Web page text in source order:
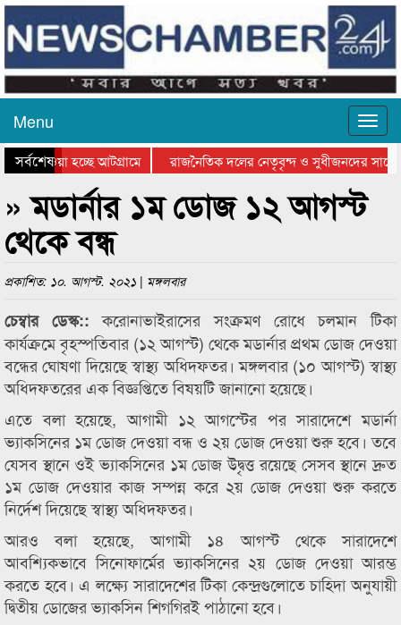
Menu
সর্বশেষ
যাওয়া হচ্ছে আটগ্রামে
রাজনৈতিক দলের নেতৃবৃন্দ ও সুধীজনদের সাথে
পুরস্কার বিতরণ সম্পন্ন
সিলেটে বাংলাদেশ গ্রুপ থিয়েটার
» মডার্নার ১ম ডোজ ১২ আগস্ট
থেকে বন্ধ
প্রকাশিত: ১০. আগস্ট. ২০২১ | মঙ্গলবার
চেম্বার ডেস্ক::করোনাভাইরাসের সংক্রমণ রোধে চলমান টিকা
কার্যক্রমে বৃহস্পতিবার (১২ আগস্ট) থেকে মডার্নার প্রথম ডোজ দেওয়া
বন্ধের ঘোষণা দিয়েছে স্বাস্থ্য অধিদফতর। মঙ্গলবার (১০ আগস্ট) স্বাস্থ্য
অধিদফতরের এক বিজ্ঞপ্তিতে বিষয়টি জানানো হয়েছে।
এতে বলা হয়েছে, আগামী ১২ আগস্টের পর সারাদেশে মডার্না
ভ্যাকসিনের ১ম ডোজ দেওয়া বন্ধ ও ২য় ডোজ দেওয়া শুরু হবে। তবে
যেসব স্থানে ওই ভ্যাকসিনের ১ম ডোজ উদ্বৃত্ত রয়েছে সেসব স্থানে দ্রুত
১ম ডোজ দেওয়ার কাজ সম্পন্ন করে ২য় ডোজ দেওয়া শুরু করতে
নির্দেশ দিয়েছে স্বাস্থ্য অধিদফতর।
আরও বলা হয়েছে, আগামী ১৪ আগস্ট থেকে সারাদেশে
আবশ্যিকভাবে সিনোফার্মের ভ্যাকসিনের ২য় ডোজ দেওয়া আরম্ভ
করতে হবে। এ লক্ষ্যে সারাদেশের টিকা কেন্দ্রগুলোতে চাহিদা অনুযায়ী
দ্বিতীয় ডোজের ভ্যাকসিন শিগগিরই পাঠানো হবে।